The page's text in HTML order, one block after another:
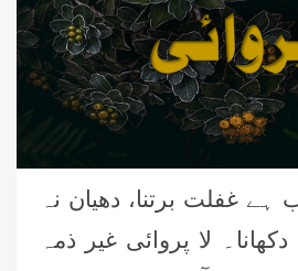
ہے غفلت برتنا، دھیان نہ
لا پروائی غیر ذمہ